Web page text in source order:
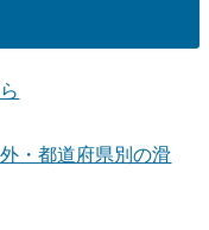
・都道府県別の滑